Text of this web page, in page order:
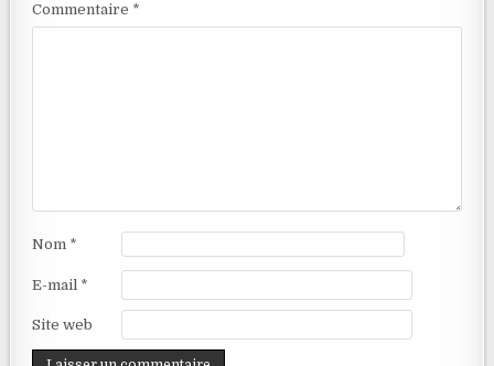
Commentaire *
Nom *
E-mail *
Site web